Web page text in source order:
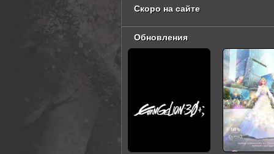
Скоро на сайте
Обновления